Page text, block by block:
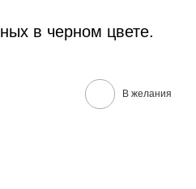
в черном цвете.
В желания